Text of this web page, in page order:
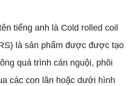
tiếng anh là Cold rolled coil
là sản phẩm được được tạo
quá trình cán nguội, phôi
các con lăn hoặc dưới hình